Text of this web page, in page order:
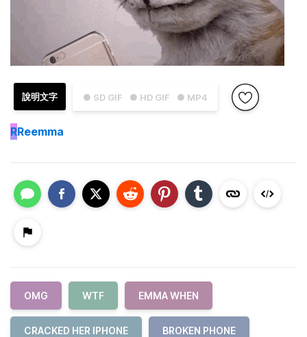
● SD GIF ● HD GIF ● MP4
說明文字
RReemma
OMG WTF EMMA WHEN
CRACKED HER IPHONE BROKEN PHONE